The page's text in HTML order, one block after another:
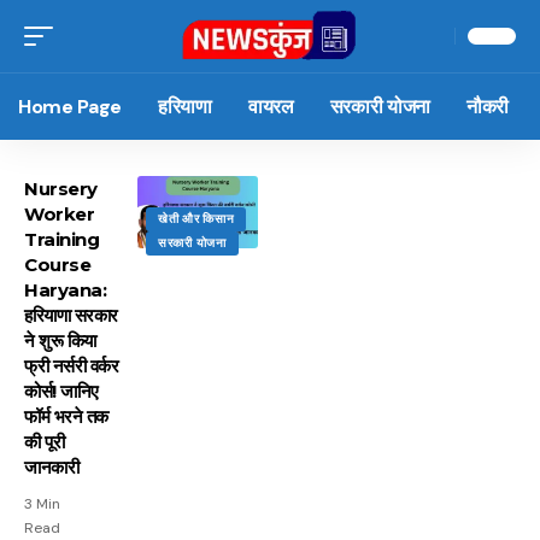
Home Page हरियाणा वायरल सरकारी योजना नौकरी
खेती और किसान
सरकारी योजना
Nursery
Worker
Training
Course
Haryana:
हरियाणा सरकार
ने शुरू किया
फ्री नर्सरी वर्कर
कोर्स! जानिए
फॉर्म भरने तक
की पूरी
जानकारी
3 Min
Read